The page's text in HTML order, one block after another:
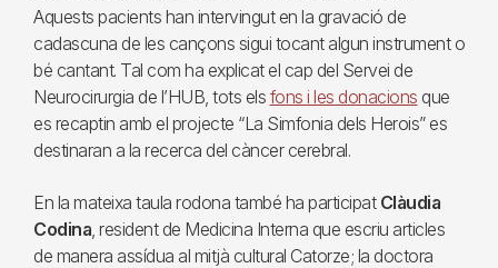
Aquests pacients han intervingut en la gravació de
cadascuna de les cançons sigui tocant algun instrument o
bé cantant. Tal com ha explicat el cap del Servei de
Neurocirurgia de l’HUB, tots els fons i les donacions que
es recaptin amb el projecte “La Simfonia dels Herois” es
destinaran a la recerca del càncer cerebral.
En la mateixa taula rodona també ha participat Clàudia
Codina, resident de Medicina Interna que escriu articles
de manera assídua al mitjà cultural Catorze; la doctora